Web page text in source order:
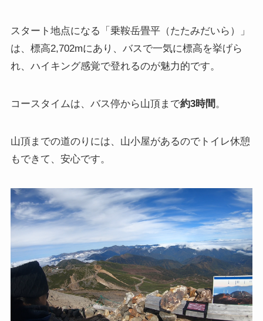
スタート地点になる「乗鞍岳畳平（たたみだいら）」
は、標高2,702mにあり、バスで一気に標高を挙げら
れ、ハイキング感覚で登れるのが魅力的です。
コースタイムは、バス停から山頂まで約3時間。
山頂までの道のりには、山小屋があるのでトイレ休憩
もできて、安心です。